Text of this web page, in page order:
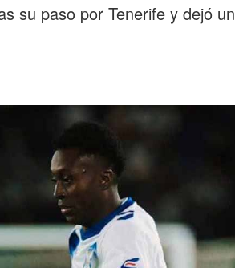
su paso por Tenerife y dejó un